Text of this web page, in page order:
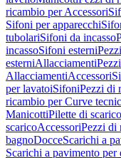
ricambio per Accessori
Sifoni per apparecchi
tubolariSifoni da incasso
incassoSifoni esterni
esterniAllacciamenti
AllacciamentiAccessori
per lavatoiSifoniPezzi di
ricambio per Curve
ManicottiPilette di scarico
scaricoAccessoriPezzi di
bagnoDocceScarichi a
Scarichi a pavimento per